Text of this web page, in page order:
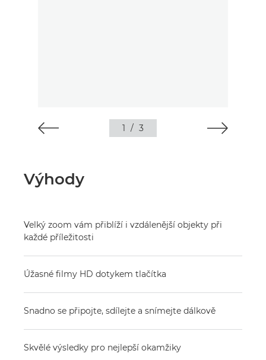
1 / 3
Výhody
Velký zoom vám přiblíží i vzdálenější objekty při
každé příležitosti
Úžasné filmy HD dotykem tlačítka
Snadno se připojte, sdílejte a snímejte dálkově
Skvělé výsledky pro nejlepší okamžiky